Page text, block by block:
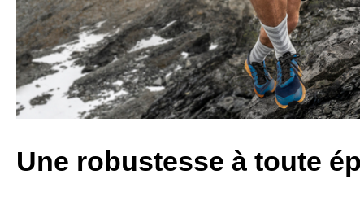
Une robustesse à toute